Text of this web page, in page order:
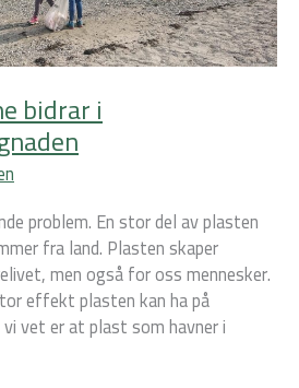
bidrar i
problem. En stor del av plasten
fra land. Plasten skaper
men også for oss mennesker.
effekt plasten kan ha på
vet er at plast som havner i